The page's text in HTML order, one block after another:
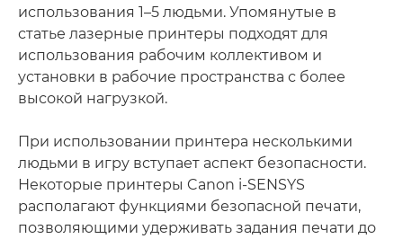
использования 1–5 людьми. Упомянутые в
статье лазерные принтеры подходят для
использования рабочим коллективом и
установки в рабочие пространства с более
высокой нагрузкой.
При использовании принтера несколькими
людьми в игру вступает аспект безопасности.
Некоторые принтеры Canon i-SENSYS
располагают функциями безопасной печати,
позволяющими удерживать задания печати до